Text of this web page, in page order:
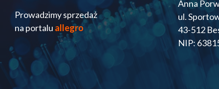
Prowadzimy sprzedaż
na portalu allegro
Anna
ul.
43-512
NIP: